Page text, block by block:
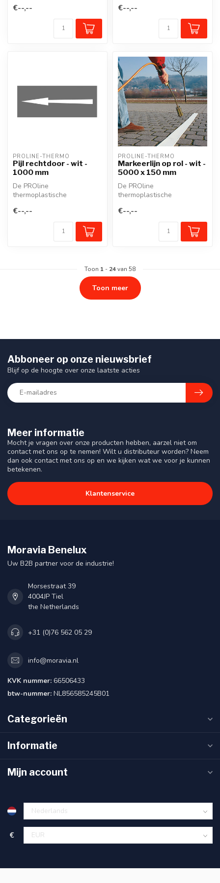
voorgevormd
thermoplastisch mate...
€--,--
voorgevormd
thermoplastisch mate...
€--,--
PROLINE-THERMO
Pijl rechtdoor - wit -
1000 mm
De PROline
thermoplastische
voorgevormd
thermoplastisch mate...
€--,--
PROLINE-THERMO
Markeerlijn op rol - wit -
5000 x 150 mm
De PROline
thermoplastische
voorgevormd
thermoplastisch mate...
€--,--
Toon 1 - 24van 58
Toon meer
Meer informatie
Mocht je vragen over onze producten hebben, aarzel niet om
contact met ons op te nemen! Wilt u distributeur worden? Neem
dan ook contact met ons op en we kijken wat we voor je kunnen
betekenen.
Klantenservice
Abboneer op onze nieuwsbrief
Blijf op de hoogte over onze laatste acties
Moravia Benelux
Uw B2B partner voor de industrie!
Morsestraat 39
4004JP Tiel
the Netherlands
+31 (0)76 562 05 29
info@moravia.nl
KVK nummer: 66506433
btw-nummer: NL856585245B01
Categorieën
Informatie
Mijn account
€